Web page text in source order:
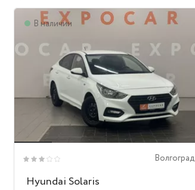
В наличии
Волгоград
Hyundai Solaris